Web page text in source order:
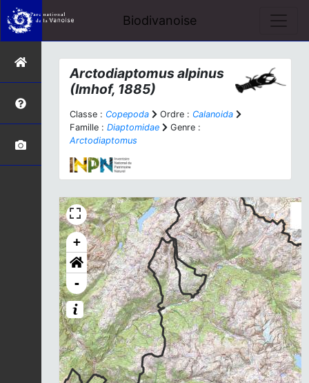
Biodivanoise
Arctodiaptomus alpinus
(Imhof, 1885)
Classe : Copepoda Ordre : Calanoida
Famille : Diaptomidae
Genre :
Arctodiaptomus
+
-